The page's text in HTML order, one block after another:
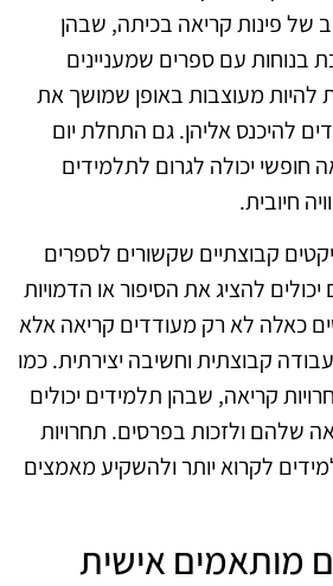
של פינות קריאה בכיתה, שבהן
בנוחות עם ספרים שמעניינים
להיות מעוצבות באופן שמושך את
להיכנס אליהן. גם התחלת יום
חופשי יכולה לגרום לתלמידים
חיובית.
קבוצתיים שקשורים לספרים
להציג את הסיפור או הדמויות
כאלה לא רק מעודדים קריאה אלא
קבוצתית וחשיבה יצירתית. כמו
קריאה, שבהן תלמידים יכולים
שלהם ולזכות בפרסים. תחרויות
לקרוא יותר ולהשקיע מאמצים
מותאמים אישית